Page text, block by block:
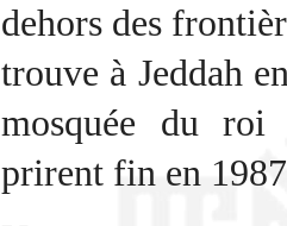
dehors des
trouve à Jeddah
mosquée du roi
prirent fin en